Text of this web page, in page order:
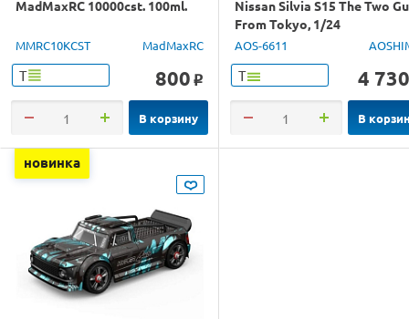
MadMaxRC 10000cst. 100ml.
MMRC10KCST MadMaxRC
Т 800 o
В корзину
Nissan Silvia S15 The Two
From Tokyo, 1/24
AOS-6611
Т 4 730
В
новинка